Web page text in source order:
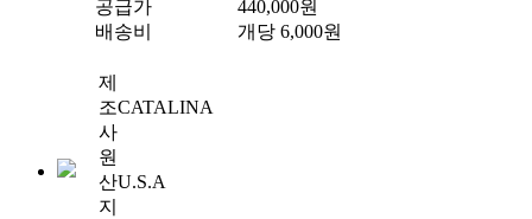
공급가
440,000원
배송비
개당 6,000원
제
조
사
CATALINA
원
산
지
U.S.A